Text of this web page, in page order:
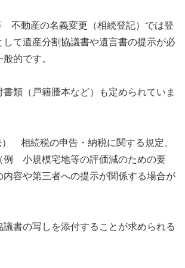
不動産の名義変更（相続登記）では登
して遺産分割協議書や遺言書の提示が必
的です。
類（戸籍謄本など）も定められていま
相続税の申告・納税に関する規定、
例 小規模宅地等の評価減のための要
内容や第三者への提示が関係する場合が
書の写しを添付することが求められる